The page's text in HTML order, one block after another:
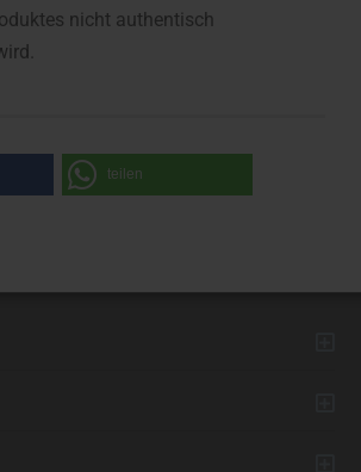
nicht authentisch
teilen